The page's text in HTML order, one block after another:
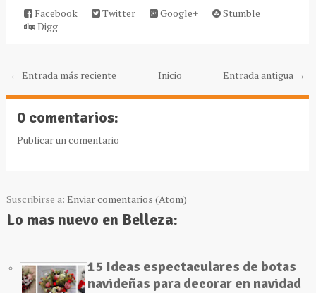
Facebook Twitter Google+
Stumble
Digg
← Entrada más reciente Entrada antigua →
Inicio
0 comentarios:
Publicar un comentario
Suscribirse a: Enviar comentarios (Atom)
Lo mas nuevo en Belleza:
15 Ideas espectaculares de botas
navideñas para decorar en navidad